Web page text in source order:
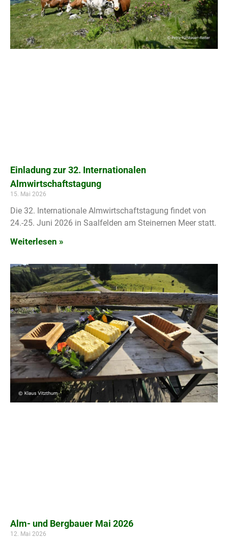
Einladung zur 32. Internationalen
Almwirtschaftstagung
15. Mai 2026
Die 32. Internationale Almwirtschaftstagung findet von
24.-25. Juni 2026 in Saalfelden am Steinernen Meer statt.
Weiterlesen »
Alm- und Bergbauer Mai 2026
12. Mai 2026